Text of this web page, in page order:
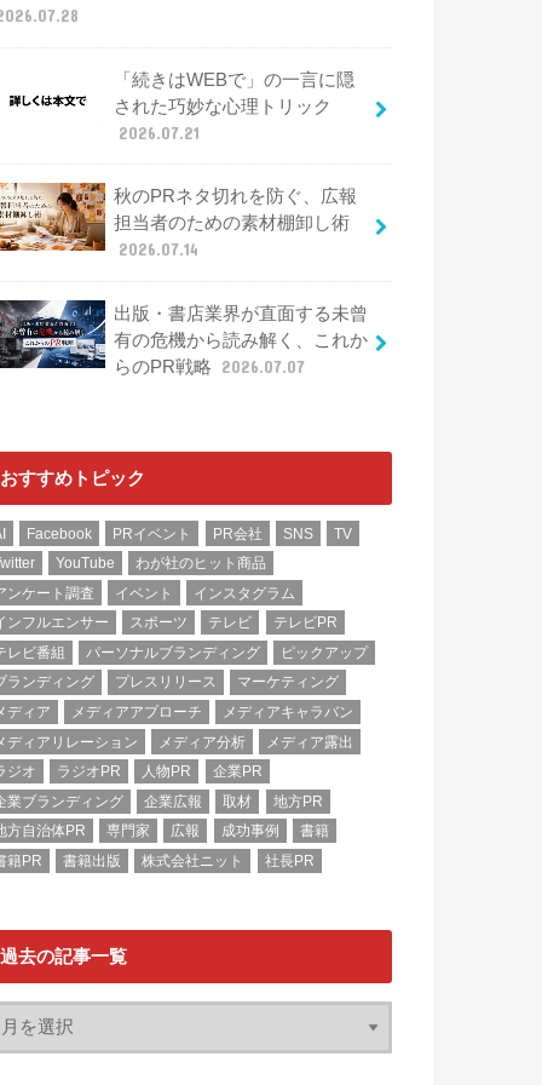
「続きはWEBで」の一言に隠
された巧妙な心理トリック
2026.07.21
秋のPRネタ切れを防ぐ、広報
担当者のための素材棚卸し術
2026.07.14
出版・書店業界が直面する未曾
有の危機から読み解く、これか
らのPR戦略
2026.07.07
おすすめトピック
Facebook PRイベント PR会社 SNS
TV
YouTube
わが社のヒット商品
ンケート調査
イベント
インスタグラム
ンフルエンサー
スポーツ テレビ
テレビPR
レビ番組
パーソナルブランディング
ピックアップ
ランディング
プレスリリース
マーケティング
ディア
メディアアプローチ
メディアキャラバン
ディアリレーション
メディア分析
メディア露出
ジオ
ラジオPR 人物PR
企業PR
業ブランディング
企業広報 取材
地方PR
方自治体PR
専門家 広報 成功事例
書籍
籍PR
書籍出版 株式会社ニット 社長PR
過去の記事一覧